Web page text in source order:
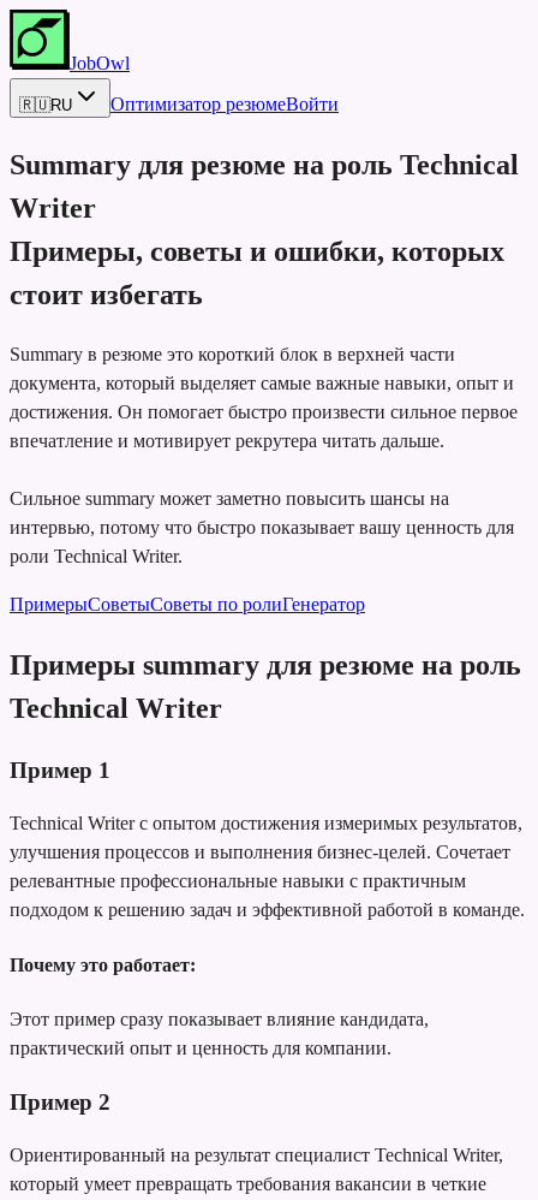
JobOwl
🇷🇺RU Оптимизатор резюмеВойти
Summary для резюме на роль Technical
Writer
Примеры, советы и ошибки, которых
стоит избегать
Summary в резюме это короткий блок в верхней части
документа, который выделяет самые важные навыки, опыт и
достижения. Он помогает быстро произвести сильное первое
впечатление и мотивирует рекрутера читать дальше.
Сильное summary может заметно повысить шансы на
интервью, потому что быстро показывает вашу ценность для
роли Technical Writer.
ПримерыСоветыСоветы по ролиГенератор
Примеры summary для резюме на роль
Technical Writer
Пример 1
Technical Writer с опытом достижения измеримых результатов,
улучшения процессов и выполнения бизнес-целей. Сочетает
релевантные профессиональные навыки с практичным
подходом к решению задач и эффективной работой в команде.
Почему это работает:
Этот пример сразу показывает влияние кандидата,
практический опыт и ценность для компании.
Пример 2
Ориентированный на результат специалист Technical Writer,
который умеет превращать требования вакансии в четкие